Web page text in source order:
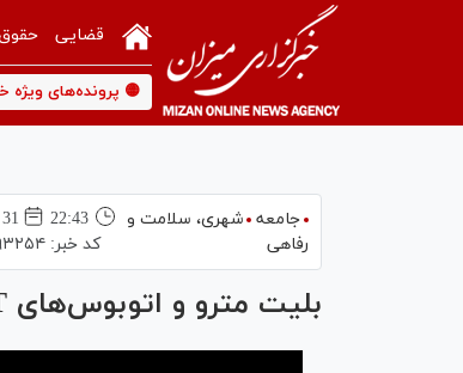
قضایی
🟡 پرونده‌های ویژه
جامعه شهری،‌ سلامت و
رفاهی
22:43
31 فروردين 1405
کد خبر:
بلیت مترو و اتوبوس‌های BRT همچنان رایگان است